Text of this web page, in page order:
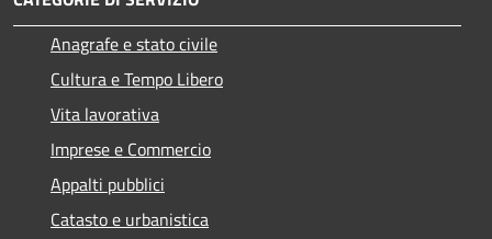
Anagrafe e stato civile
Cultura e Tempo Libero
Vita lavorativa
Imprese e Commercio
Appalti pubblici
Catasto e urbanistica